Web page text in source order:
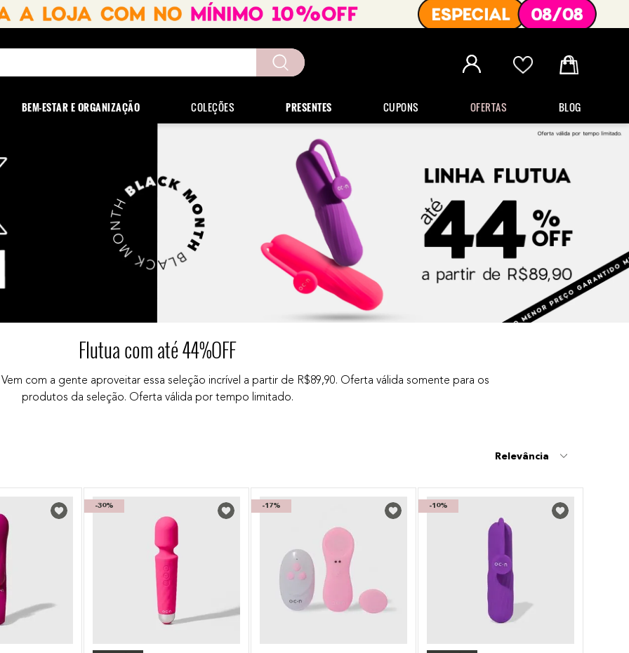
BEM-ESTAR E ORGANIZAÇÃO COLEÇÕES PRESENTES CUPONS OFERTAS BLOG
Flutua com até 44%OFF
com a gente aproveitar essa seleção incrível a partir de R$89,90. Oferta válida somente para os
produtos da seleção. Oferta válida por tempo limitado.
Relevância
-30% -17% -10%